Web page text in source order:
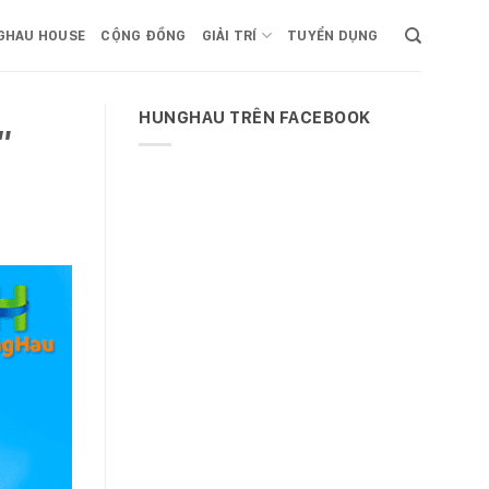
HOUSE CỘNG ĐỒNG GIẢI TRÍ TUYỂN DỤNG
HUNGHAU TRÊN FACEBOOK